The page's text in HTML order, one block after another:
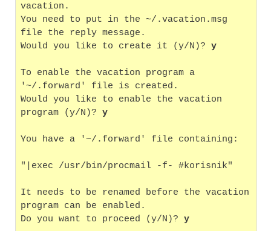
vacation.
You need to put in the ~/.vacation.msg
file the reply message.
Would you like to create it (y/N)? y
To enable the vacation program a
'~/.forward' file is created.
Would you like to enable the vacation
program (y/N)? y
You have a '~/.forward' file containing:
"|exec /usr/bin/procmail -f- #korisnik"
It needs to be renamed before the vacation
program can be enabled.
Do you want to proceed (y/N)? y